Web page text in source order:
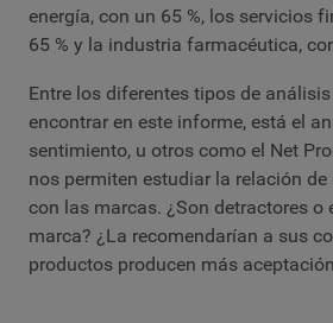
energía, con un 65 %, los servicios
65 % y la industria farmacéutica,
Entre los diferentes tipos de
encontrar en este informe, está el
sentimiento, u otros como el Net
nos permiten estudiar la relación
con las marcas. ¿Son detractores o
marca? ¿La recomendarían a sus
productos producen más